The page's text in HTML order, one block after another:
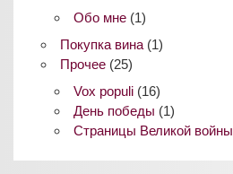
Обо мне(1)
Покупка вина(1)
Прочее(25)
Vox populi(16)
День победы (1)
Страницы Великой войны